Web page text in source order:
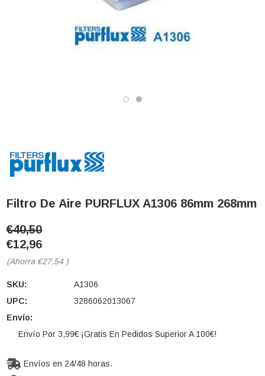
Filtro De Aire PURFLUX A1306 86mm 268mm
€40,50
€12,96
(Ahorra €27,54 )
SKU:
A1306
UPC:
3286062013067
Envío:
Envío Por 3,99€ ¡Gratis En Pedidos Superior A 100€!
Envíos en 24/48 horas.